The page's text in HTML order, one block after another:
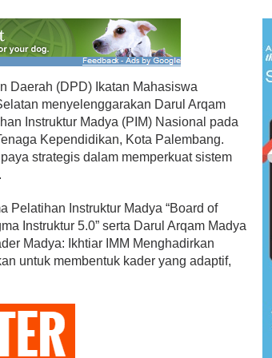
Daerah (DPD) Ikatan Mahasiswa
menyelenggarakan Darul Arqam
Instruktur Madya (PIM) Nasional pada
Kependidikan, Kota Palembang.
strategis dalam memperkuat sistem
Pelatihan Instruktur Madya “Board of
Instruktur 5.0” serta Darul Arqam Madya
Madya: Ikhtiar IMM Menghadirkan
untuk membentuk kader yang adaptif,